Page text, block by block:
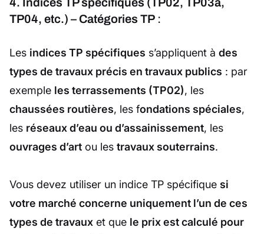
TP04, etc.) – Catégories TP :
Les indices TP spécifiques s’appliquent à des
types de travaux précis en travaux publics : par
exemple les terrassements (TP02), les
chaussées routières, les fondations spéciales,
les réseaux d’eau ou d’assainissement, les
ouvrages d’art ou les travaux souterrains.
Vous devez utiliser un indice TP spécifique si
votre marché concerne uniquement l’un de ces
types de travaux et que le prix est calculé pour